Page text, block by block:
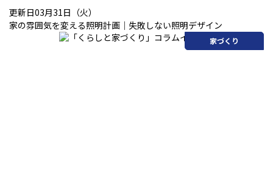
更新日03月31日（火）
家の雰囲気を変える照明計画｜失敗しない照明デザイン
家づくり